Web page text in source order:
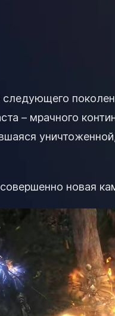
следующего
– мрачного
новая